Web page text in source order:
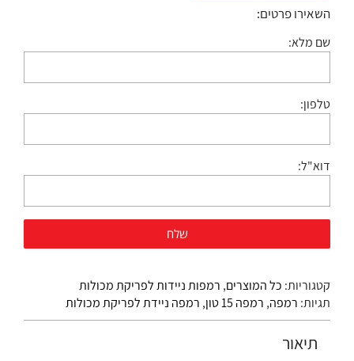
השאירו פרטים:
שם מלא:
טלפון:
דוא"ל:
קטגוריות: כל המוצרים, רמפות ניידות לפריקת מכולות
תגיות: רמפה, רמפה 15 טון , רמפה ניידת לפריקת מכולות
תיאור